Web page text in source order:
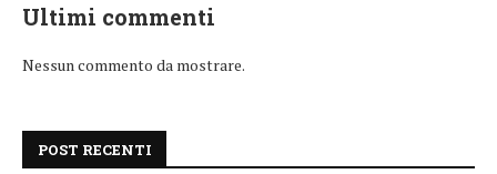
Ultimi commenti
Nessun commento da mostrare.
POST RECENTI